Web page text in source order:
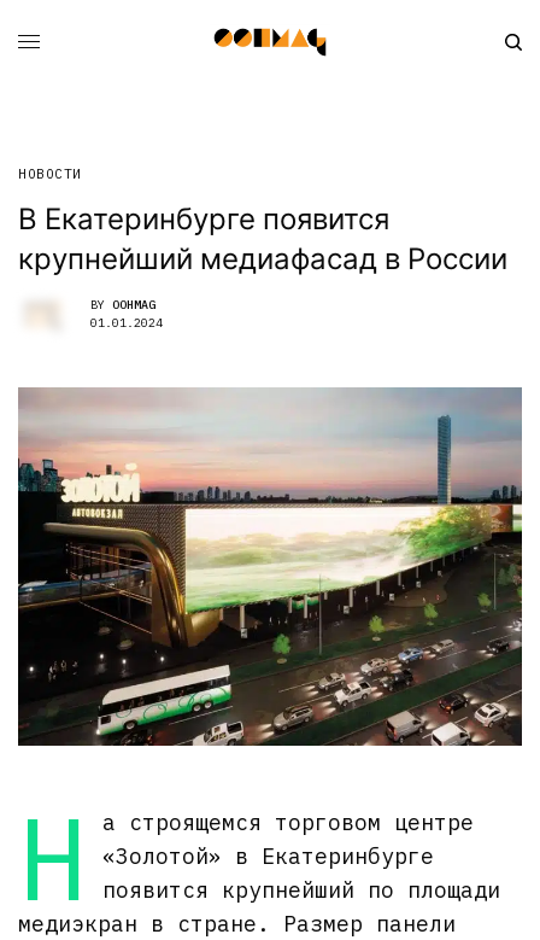
НОВОСТИ
В Екатеринбурге появится
крупнейший медиафасад в России
BY OOHMAG
01.01.2024
Н
а строящемся торговом центре
«Золотой» в Екатеринбурге
появится крупнейший по площади
медиэкран в стране. Размер панели